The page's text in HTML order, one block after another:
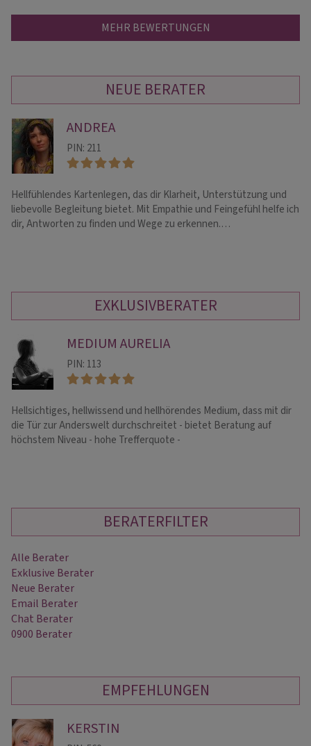
MEHR BEWERTUNGEN
NEUE BERATER
ANDREA
PIN: 211
Hellfühlendes Kartenlegen, das dir Klarheit, Unterstützung und
liebevolle Begleitung bietet. Mit Empathie und Feingefühl helfe ich
dir, Antworten zu finden und Wege zu erkennen.…
EXKLUSIVBERATER
MEDIUM AURELIA
PIN: 113
Hellsichtiges, hellwissend und hellhörendes Medium, dass mit dir
die Tür zur Anderswelt durchschreitet - bietet Beratung auf
höchstem Niveau - hohe Trefferquote -
BERATERFILTER
Alle Berater
Exklusive Berater
Neue Berater
Email Berater
Chat Berater
0900 Berater
EMPFEHLUNGEN
KERSTIN